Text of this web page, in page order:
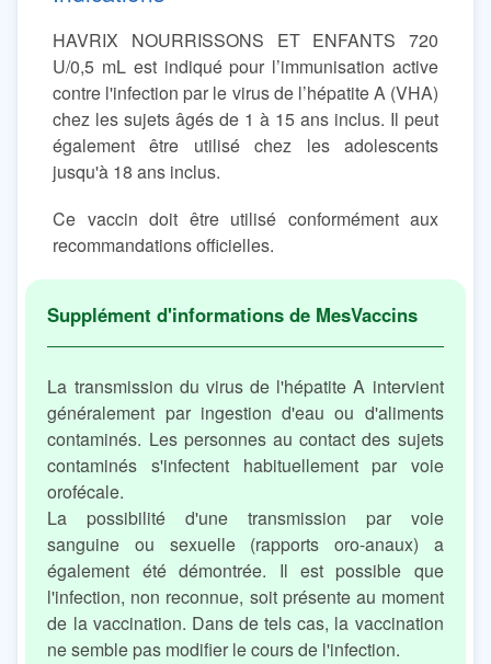
HAVRIX NOURRISSONS ET ENFANTS 720
U/0,5 mL est indiqué pour l’immunisation active
contre l'infection par le virus de l’hépatite A (VHA)
chez les sujets âgés de 1 à 15 ans inclus. Il peut
également être utilisé chez les adolescents
jusqu'à 18 ans inclus.
Ce vaccin doit être utilisé conformément aux
recommandations officielles.
La transmission du virus de l'hépatite A intervient
généralement par ingestion d'eau ou d'aliments
contaminés. Les personnes au contact des sujets
contaminés s'infectent habituellement par voie
orofécale.
La possibilité d'une transmission par voie
sanguine ou sexuelle (rapports oro-anaux) a
également été démontrée. Il est possible que
l'infection, non reconnue, soit présente au moment
de la vaccination. Dans de tels cas, la vaccination
ne semble pas modifier le cours de l'infection.